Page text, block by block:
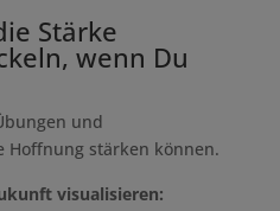
Stärke
wenn Du
und
Hoffnung stärken können.
visualisieren: